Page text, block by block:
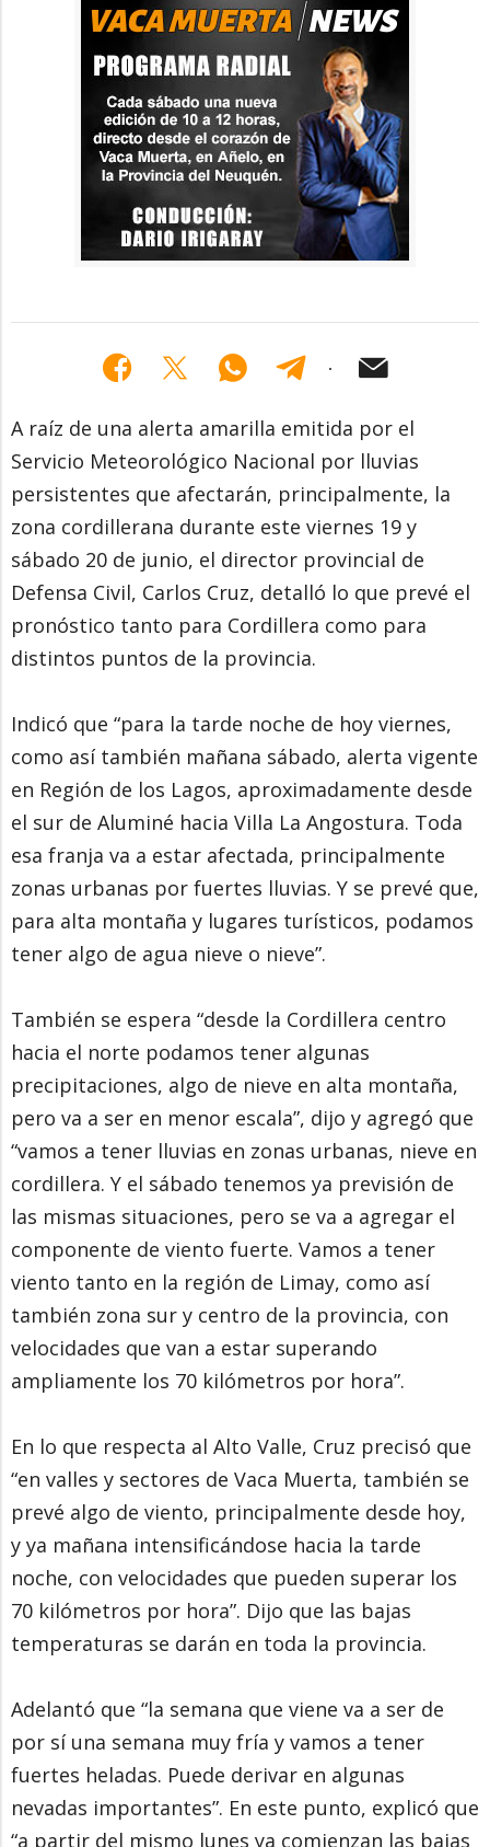
A raíz de una alerta amarilla emitida por el
Servicio Meteorológico Nacional por lluvias
persistentes que afectarán, principalmente, la
zona cordillerana durante este viernes 19 y
sábado 20 de junio, el director provincial de
Defensa Civil, Carlos Cruz, detalló lo que prevé el
pronóstico tanto para Cordillera como para
distintos puntos de la provincia.
Indicó que “para la tarde noche de hoy viernes,
como así también mañana sábado, alerta vigente
en Región de los Lagos, aproximadamente desde
el sur de Aluminé hacia Villa La Angostura. Toda
esa franja va a estar afectada, principalmente
zonas urbanas por fuertes lluvias. Y se prevé que,
para alta montaña y lugares turísticos, podamos
tener algo de agua nieve o nieve”.
También se espera “desde la Cordillera centro
hacia el norte podamos tener algunas
precipitaciones, algo de nieve en alta montaña,
pero va a ser en menor escala”, dijo y agregó que
“vamos a tener lluvias en zonas urbanas, nieve en
cordillera. Y el sábado tenemos ya previsión de
las mismas situaciones, pero se va a agregar el
componente de viento fuerte. Vamos a tener
viento tanto en la región de Limay, como así
también zona sur y centro de la provincia, con
velocidades que van a estar superando
ampliamente los 70 kilómetros por hora”.
En lo que respecta al Alto Valle, Cruz precisó que
“en valles y sectores de Vaca Muerta, también se
prevé algo de viento, principalmente desde hoy,
y ya mañana intensificándose hacia la tarde
noche, con velocidades que pueden superar los
70 kilómetros por hora”. Dijo que las bajas
temperaturas se darán en toda la provincia.
Adelantó que “la semana que viene va a ser de
por sí una semana muy fría y vamos a tener
fuertes heladas. Puede derivar en algunas
nevadas importantes”. En este punto, explicó que
“a partir del mismo lunes ya comienzan las bajas